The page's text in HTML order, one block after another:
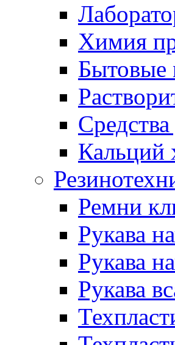
Химия
Бытовые
Кальций
Ремни
Рукава
Рукава
Рукава